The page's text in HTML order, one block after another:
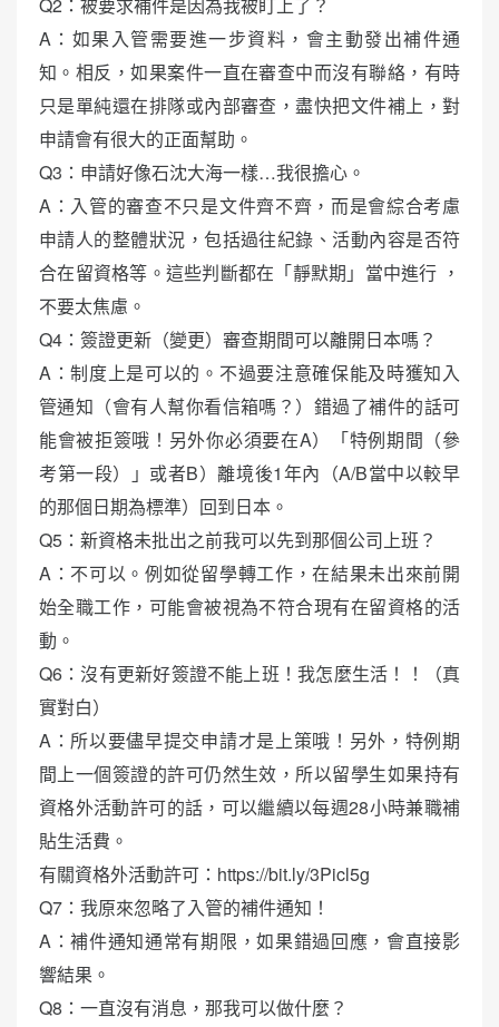
Q2：被要求補件是因為我被盯上了？
A：如果入管需要進一步資料，會主動發出補件通
知。相反，如果案件一直在審查中而沒有聯絡，有時
只是單純還在排隊或內部審查，盡快把文件補上，對
申請會有很大的正面幫助。
Q3：申請好像石沈大海一樣…我很擔心。
A：入管的審查不只是文件齊不齊，而是會綜合考慮
申請人的整體狀況，包括過往紀錄、活動內容是否符
合在留資格等。這些判斷都在「靜默期」當中進行 ，
不要太焦慮。
Q4：簽證更新（變更）審查期間可以離開日本嗎？
A：制度上是可以的。不過要注意確保能及時獲知入
管通知（會有人幫你看信箱嗎？）錯過了補件的話可
能會被拒簽哦！另外你必須要在A）「特例期間（參
考第一段）」或者B）離境後1年內（A/B當中以較早
的那個日期為標準）回到日本。
Q5：新資格未批出之前我可以先到那個公司上班？
A：不可以。例如從留學轉工作，在結果未出來前開
始全職工作，可能會被視為不符合現有在留資格的活
動。
Q6：沒有更新好簽證不能上班！我怎麼生活！！（真
實對白）
A：所以要儘早提交申請才是上策哦！另外，特例期
間上一個簽證的許可仍然生效，所以留學生如果持有
資格外活動許可的話，可以繼續以每週28小時兼職補
貼生活費。
有關資格外活動許可：https://bit.ly/3Picl5g
Q7：我原來忽略了入管的補件通知！
A：補件通知通常有期限，如果錯過回應，會直接影
響結果。
Q8：一直沒有消息，那我可以做什麼？